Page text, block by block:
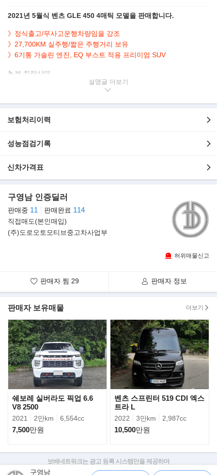
2021년 5월식 벤츠 GLE 450 4매틱 모델을 판매합니다.
》정식출고/무사고운행차량임을 강조
》27,700KM 실주행/짧은 주행거리 보유
》6기통 가솔린 엔진, EQ 부스트 적용 프리미엄 SUV
▶본 차량상태..
- 27,700km 실주행
- 연식대비 짧은주행
- 사계절 안정적인 4matic 적용
- 안정적인 4매틱 + 3.0L 6기통 프리미엄 SUV
풀체인지로 돌아온 벤츠 GLE는 1997년 M-클래스라는 이름으로 프
리미엄 SUV 세그먼트를 개척했으며,
2015년 지금의 이름으로 재탄생했다. 1997년 출시 이후 전 세계적
으로 200만 대 이상 판매되며 메르세데스
GLE의 디자인 메시지는 '온로드와 오프로드를 아우르는 모던 럭셔
리의 진수'다. 긴 휠베이스와 짧은 오버행,
큰 플러시-피티드 휠(flush-fitted wheels)로 이루어진 차체의 비율은
설명글
보험처리이력
성능점검기록
신차가격표
구영남 인증딜러
판매중 11 판매완료 114
직접매도(본인매입)
(주)도로오토모티브중고차사업부
허위매물신고
판매자 찜 29 판매자 정보
판매자 보유매물 더보기
쉐보레 실버라도 픽업 6.6
V8 2500
2021 2만km 6,554cc
7,500만원
벤츠 스프린터 519 CDI 엑스
트라 L
2022 3만km 2,987cc
10,500만원
구영남
보배네트워크는 광고 등록 시스템만을 제공하며
판매자가 직접 등록한 내용에 대한 모든 책임은 판매자에게 있습니다.